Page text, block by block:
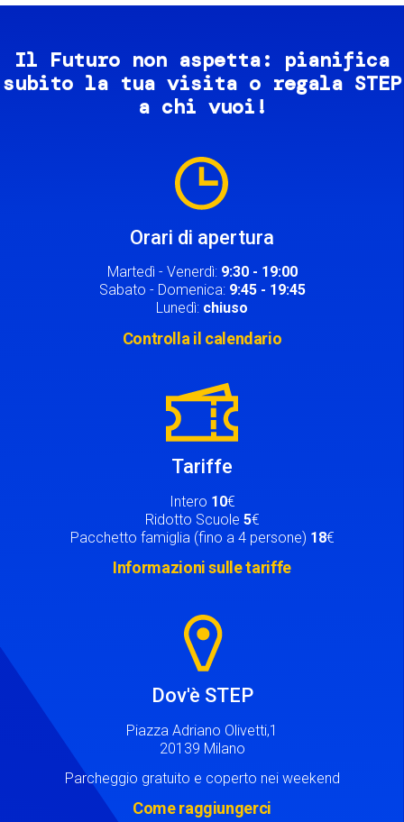
Il Futuro non aspetta: pianifica
subito la tua visita o regala STEP
a chi vuoi!
Orari di apertura
Martedì - Venerdì: 9:30 - 19:00
Sabato - Domenica: 9:45 - 19:45
Lunedì: chiuso
Controlla il calendario
Tariffe
Intero 10€
Ridotto Scuole 5€
Pacchetto famiglia (fino a 4 persone) 18€
Informazioni sulle tariffe
Dov'è STEP
Piazza Adriano Olivetti,1
20139 Milano
Parcheggio gratuito e coperto nei weekend
Come raggiungerci